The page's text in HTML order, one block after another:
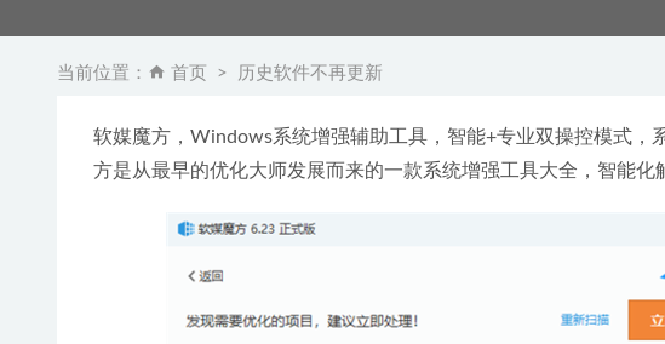
当前位置： 首页 历史软件不再更新
软媒魔方，Windows系统增强辅助工具，智能+专业双操控模式，
方是从最早的优化大师发展而来的一款系统增强工具大全，智能化
Ulead GIF Animator
Adobe After Effects 2026